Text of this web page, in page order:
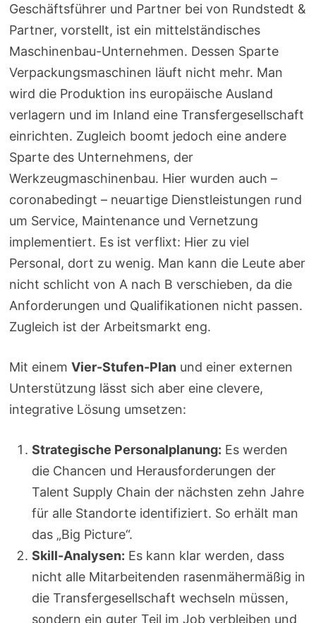
Geschäftsführer und Partner bei von Rundstedt &
Partner, vorstellt, ist ein mittelständisches
Maschinenbau-Unternehmen. Dessen Sparte
Verpackungsmaschinen läuft nicht mehr. Man
wird die Produktion ins europäische Ausland
verlagern und im Inland eine Transfergesellschaft
einrichten. Zugleich boomt jedoch eine andere
Sparte des Unternehmens, der
Werkzeugmaschinenbau. Hier wurden auch –
coronabedingt – neuartige Dienstleistungen rund
um Service, Maintenance und Vernetzung
implementiert. Es ist verflixt: Hier zu viel
Personal, dort zu wenig. Man kann die Leute aber
nicht schlicht von A nach B verschieben, da die
Anforderungen und Qualifikationen nicht passen.
Zugleich ist der Arbeitsmarkt eng.
Mit einemVier-Stufen-Plan und einer externen
Unterstützung lässt sich aber eine clevere,
integrative Lösung umsetzen:
Strategische Personalplanung: Es werden
die Chancen und Herausforderungen der
Talent Supply Chain der nächsten zehn Jahre
für alle Standorte identifiziert. So erhält man
das „Big Picture“.
Skill-Analysen: Es kann klar werden, dass
nicht alle Mitarbeitenden rasenmähermäßig in
die Transfergesellschaft wechseln müssen,
sondern ein guter Teil im Job verbleiben und